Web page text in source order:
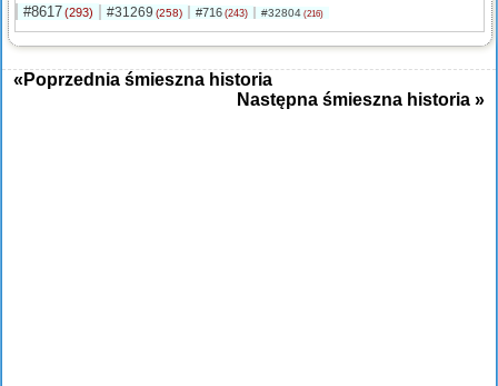
#8617(293) #31269 (258) #716 (243) #32804 (216)
«Poprzednia śmieszna historia
Następna śmieszna historia »